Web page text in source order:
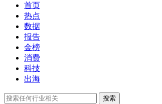
首页
热点
数据
报告
金榜
消费
科技
出海
搜索